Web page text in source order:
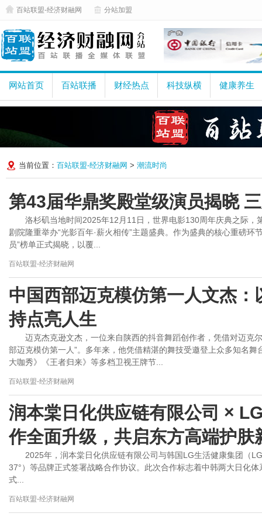
百站联盟-经济财融网 分站加盟
网站首页 百站联播 财经热点 科技纵横 健康养生
当前位置： 百站联盟-经济财融网 > 潮流时尚
第43届华鼎奖殿堂级演员揭晓
洛杉矶当地时间2025年12月11日，世界电影130周年庆典之际，
剧院隆重举办“光影百年·薪火相传”主题盛典。作为盛典的核心重磅环
员”榜单正式揭晓，以覆...
百站联盟-经济财融网
中国西部迈克模仿第一人文杰
持点亮人生
迈克杰克逊文杰，一位来自陕西的抖音舞蹈创作者，凭借对迈克
部迈克模仿第一人”。多年来，他凭借精湛的舞技受邀登上众多知名
大咖秀》《王者归来》等多档卫视王牌节...
百站联盟-经济财融网
润本棠日化供应链有限公司 ×
作全面升级，共启东方高端护肤
2025年，润本棠日化供应链有限公司与韩国LG生活健康集团（
37°）等品牌正式签署战略合作协议。此次合作标志着中韩两大日化
式...
百站联盟-经济财融网